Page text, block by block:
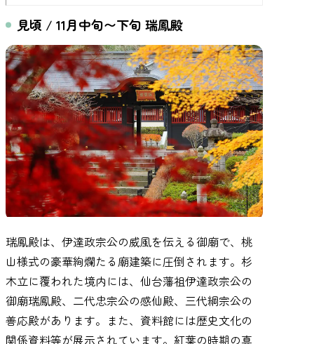
見頃 / 11月中旬〜下旬 瑞鳳殿
瑞鳳殿は、伊達政宗公の威風を伝える御廟で、桃
山様式の豪華絢爛たる廟建築に圧倒されます。杉
木立に覆われた境内には、仙台藩祖伊達政宗公の
御廟瑞鳳殿、二代忠宗公の感仙殿、三代綱宗公の
善応殿があります。また、資料館には歴史文化の
関係資料等が展示されています。紅葉の時期の真